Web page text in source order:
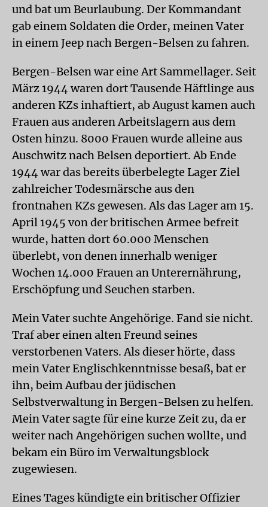
und bat um Beurlaubung. Der Kommandant
gab einem Soldaten die Order, meinen Vater
in einem Jeep nach Bergen-Belsen zu fahren.
Bergen-Belsen war eine Art Sammellager. Seit
März 1944 waren dort Tausende Häftlinge aus
anderen KZs inhaftiert, ab August kamen auch
Frauen aus anderen Arbeitslagern aus dem
Osten hinzu. 8000 Frauen wurde alleine aus
Auschwitz nach Belsen deportiert. Ab Ende
1944 war das bereits überbelegte Lager Ziel
zahlreicher Todesmärsche aus den
frontnahen KZs gewesen. Als das Lager am 15.
April 1945 von der britischen Armee befreit
wurde, hatten dort 60.000 Menschen
überlebt, von denen innerhalb weniger
Wochen 14.000 Frauen an Unterernährung,
Erschöpfung und Seuchen starben.
Mein Vater suchte Angehörige. Fand sie nicht.
Traf aber einen alten Freund seines
verstorbenen Vaters. Als dieser hörte, dass
mein Vater Englischkenntnisse besaß, bat er
ihn, beim Aufbau der jüdischen
Selbstverwaltung in Bergen-Belsen zu helfen.
Mein Vater sagte für eine kurze Zeit zu, da er
weiter nach Angehörigen suchen wollte, und
bekam ein Büro im Verwaltungsblock
zugewiesen.
Eines Tages kündigte ein britischer Offizier